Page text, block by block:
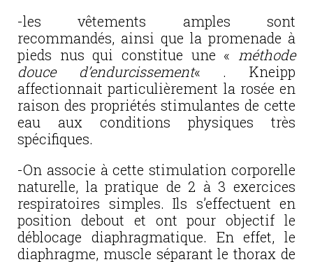
-les vêtements amples sont
recommandés, ainsi que la promenade à
pieds nus qui constitue une « méthode
douce d’endurcissement« . Kneipp
affectionnait particulièrement la rosée en
raison des propriétés stimulantes de cette
eau aux conditions physiques très
spécifiques.
-On associe à cette stimulation corporelle
naturelle, la pratique de 2 à 3 exercices
respiratoires simples. Ils s’effectuent en
position debout et ont pour objectif le
déblocage diaphragmatique. En effet, le
diaphragme, muscle séparant le thorax de